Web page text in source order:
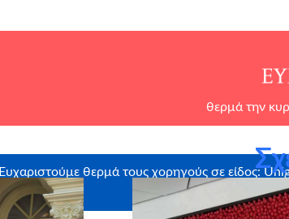
θερμά την
Ευχαριστούμε θερμά τους χορηγούς σε είδος:
Hellas